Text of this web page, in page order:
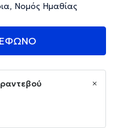
Νομός Ημαθίας